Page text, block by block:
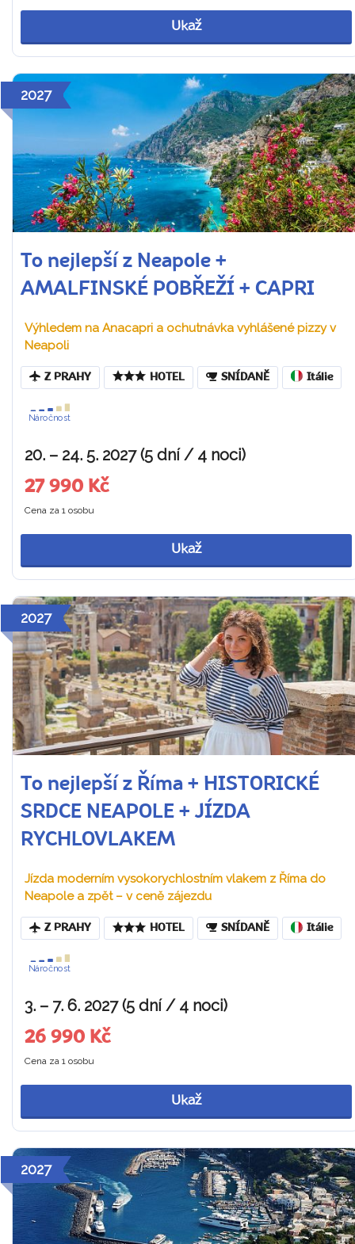
Ukaž
2027
To nejlepší z Neapole +
AMALFINSKÉ POBŘEŽÍ + CAPRI
Výhledem na Anacapri a ochutnávka vyhlášené pizzy v
Neapoli
Z PRAHY HOTEL SNÍDANĚ Itálie
Náročnost
20. – 24. 5. 2027 (5 dní / 4 noci)
27 990 Kč
Cena za 1 osobu
Ukaž
2027
To nejlepší z Říma + HISTORICKÉ
SRDCE NEAPOLE + JÍZDA
RYCHLOVLAKEM
Jízda moderním vysokorychlostním vlakem z Říma do
Neapole a zpět – v ceně zájezdu
Z PRAHY HOTEL SNÍDANĚ Itálie
Náročnost
3. – 7. 6. 2027 (5 dní / 4 noci)
26 990 Kč
Cena za 1 osobu
Ukaž
2027